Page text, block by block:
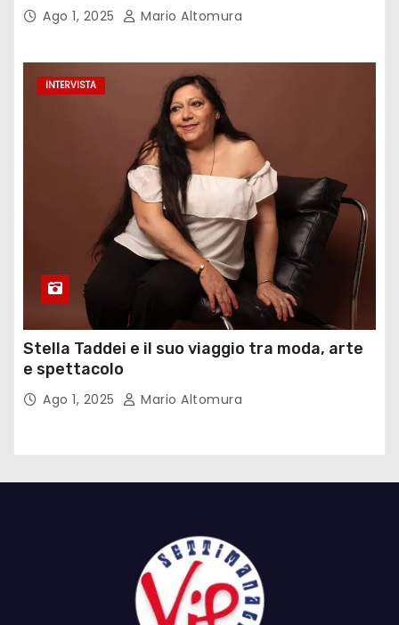
Ago 1, 2025 Mario Altomura
INTERVISTA
Stella Taddei e il suo viaggio tra moda, arte
e spettacolo
Ago 1, 2025 Mario Altomura